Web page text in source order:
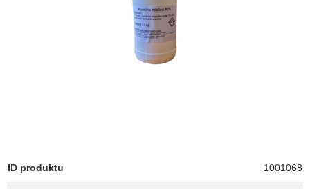
ID produktu 1001068